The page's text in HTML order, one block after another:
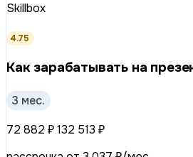
Skillbox
4.75
Как зарабатывать на
3 мес.
72 882 ₽132 513 ₽